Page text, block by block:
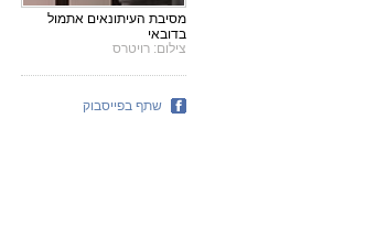
מסיבת העיתונאים אתמול
בדובאי
צילום: רויטרס
שתף בפייסבוק